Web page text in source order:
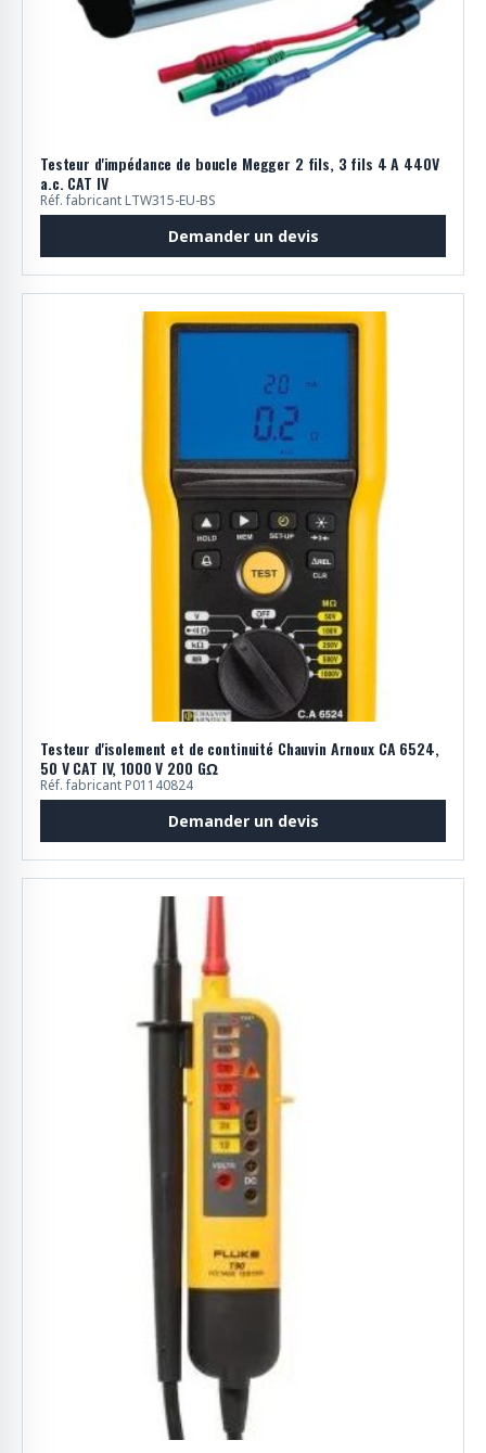
Testeur d'impédance de boucle Megger 2 fils, 3 fils 4 A 440V
a.c. CAT IV
Réf. fabricant LTW315-EU-BS
Demander un devis
Testeur d'isolement et de continuité Chauvin Arnoux CA 6524,
50 V CAT IV, 1000 V 200 GΩ
Réf. fabricant P01140824
Demander un devis